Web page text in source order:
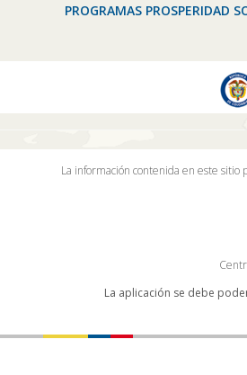
PROGRAMAS PROSPERIDAD
La información contenida en este sitio
La aplicación se debe